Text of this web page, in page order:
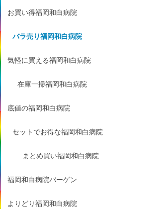
お買い得福岡和白病院
バラ売り福岡和白病院
気軽に買える福岡和白病院
在庫一掃福岡和白病院
底値の福岡和白病院
セットでお得な福岡和白病院
まとめ買い福岡和白病院
福岡和白病院バーゲン
よりどり福岡和白病院